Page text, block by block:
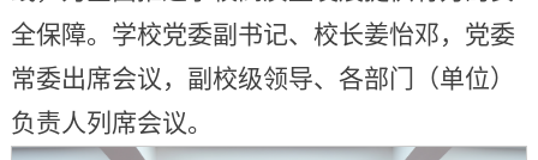
全保障。学校党委副书记、校长姜怡邓，党委
常委出席会议，副校级领导、各部门（单位）
负责人列席会议。